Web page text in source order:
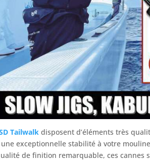
Tailwalk disposent d’éléments très
exceptionnelle stabilité à votre
de finition remarquable, ces